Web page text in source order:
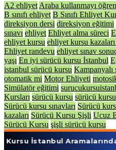
A2 ehliyet Araba kullanmayı
B sınıfı ehliyet B Sınıfı Ehliyet
direksiyon dersi direksiyon eğitimi
sınavı ehliyet Ehliyet alma süreci
ehliyet kursu ehliyet kursu
Ehliyet randevu ehliyet sınav
yaşı En iyi sürücü kursu İstanbul
istanbul sürücü kursu Kampanyalı
otomatik mi Motor Ehliyeti
Simülatör eğitimi
Kursları sürücü kursu sürücü
Sürücü kursu sınavları Sürücü
kazaları Sürücü Kursu Şişli Ucuz
Sürücü Kursu şişli sürücü kursu
Aramalarında %100